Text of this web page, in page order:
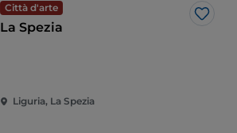
Città d'arte
Like
La Spezia
Liguria, La Spezia